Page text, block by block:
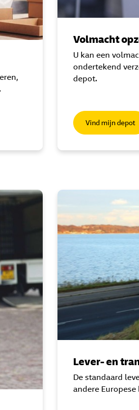
Volmacht
U kan een
ondertekend
depot.
Vind mijn depot
Lever- en
De standaard
andere